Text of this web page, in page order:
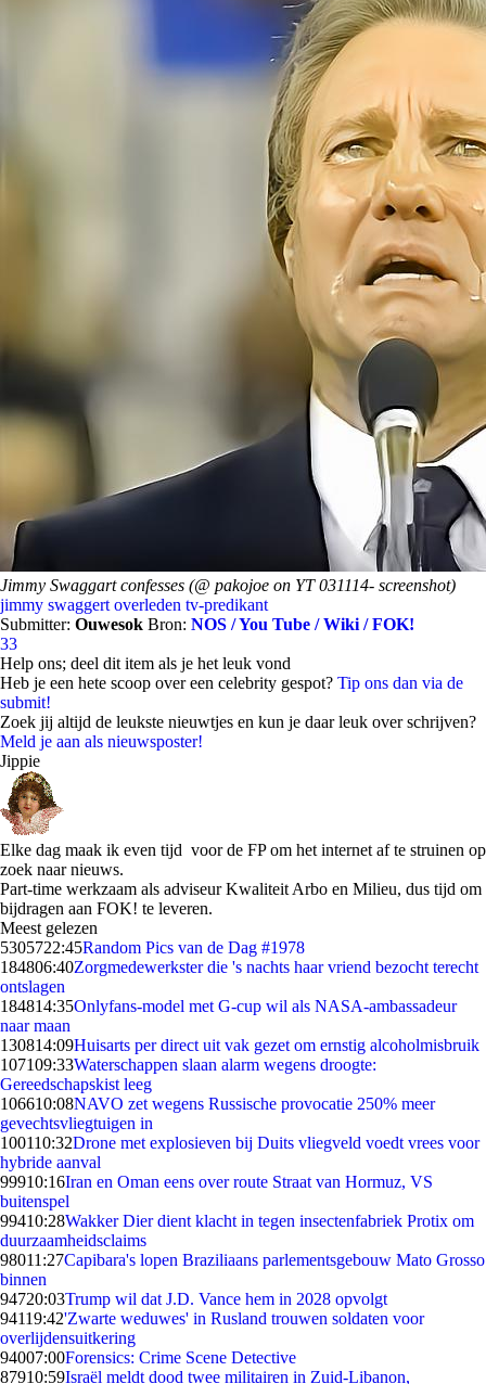
Jimmy Swaggart confesses (@ pakojoe on YT 031114- screenshot)
jimmy swaggert overleden tv-predikant
Submitter: Ouwesok Bron: NOS / You Tube / Wiki / FOK!
33
Help ons; deel dit item als je het leuk vond
Heb je een hete scoop over een celebrity gespot? Tip ons dan via de
submit!
Zoek jij altijd de leukste nieuwtjes en kun je daar leuk over schrijven?
Meld je aan als nieuwsposter!
Jippie
Elke dag maak ik even tijd voor de FP om het internet af te struinen op
zoek naar nieuws.
Part-time werkzaam als adviseur Kwaliteit Arbo en Milieu, dus tijd om
bijdragen aan FOK! te leveren.
Meest gelezen
5305722:45Random Pics van de Dag #1978
184806:40Zorgmedewerkster die 's nachts haar vriend bezocht terecht
ontslagen
184814:35Onlyfans-model met G-cup wil als NASA-ambassadeur
naar maan
130814:09Huisarts per direct uit vak gezet om ernstig alcoholmisbruik
107109:33Waterschappen slaan alarm wegens droogte:
Gereedschapskist leeg
106610:08NAVO zet wegens Russische provocatie 250% meer
gevechtsvliegtuigen in
100110:32Drone met explosieven bij Duits vliegveld voedt vrees voor
hybride aanval
99910:16Iran en Oman eens over route Straat van Hormuz, VS
buitenspel
99410:28Wakker Dier dient klacht in tegen insectenfabriek Protix om
duurzaamheidsclaims
98011:27Capibara's lopen Braziliaans parlementsgebouw Mato Grosso
binnen
94720:03Trump wil dat J.D. Vance hem in 2028 opvolgt
94119:42'Zwarte weduwes' in Rusland trouwen soldaten voor
overlijdensuitkering
94007:00Forensics: Crime Scene Detective
87910:59Israël meldt dood twee militairen in Zuid-Libanon,